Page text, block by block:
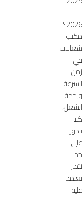
–
2026؟
مكتب
شغالات
في
زمن
السرعة
وزحمة
الشغل،
كلنا
بندور
على
حد
نقدر
نعتمد
عليه